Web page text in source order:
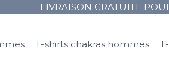
LIVRAISON GRATUITE
T-shirts chakras hommes